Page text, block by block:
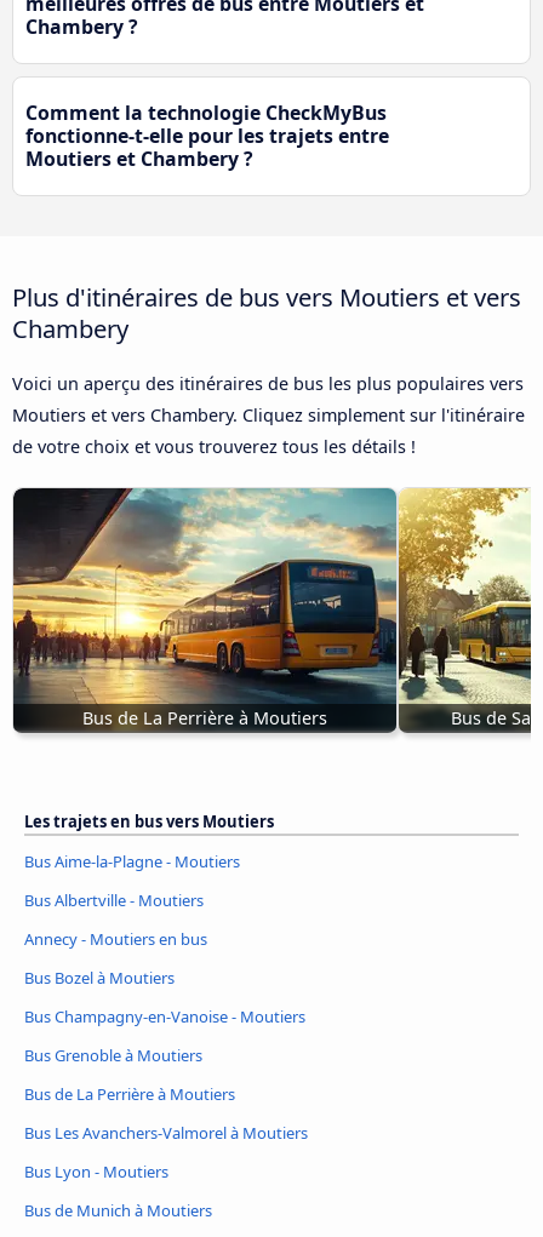
Chambery ?
Comment la technologie CheckMyBus
fonctionne-t-elle pour les trajets entre
Moutiers et Chambery ?
Plus d'itinéraires de bus vers Moutiers et vers
Chambery
Voici un aperçu des itinéraires de bus les plus populaires vers
Moutiers et vers Chambery. Cliquez simplement sur l'itinéraire
de votre choix et vous trouverez tous les détails !
Bus de La Perrière à Moutiers Bus de
Les trajets en bus vers Moutiers
Bus Aime-la-Plagne - Moutiers
Bus Albertville - Moutiers
Annecy - Moutiers en bus
Bus Bozel à Moutiers
Bus Champagny-en-Vanoise - Moutiers
Bus Grenoble à Moutiers
Bus de La Perrière à Moutiers
Bus Les Avanchers-Valmorel à Moutiers
Bus Lyon - Moutiers
Bus de Munich à Moutiers